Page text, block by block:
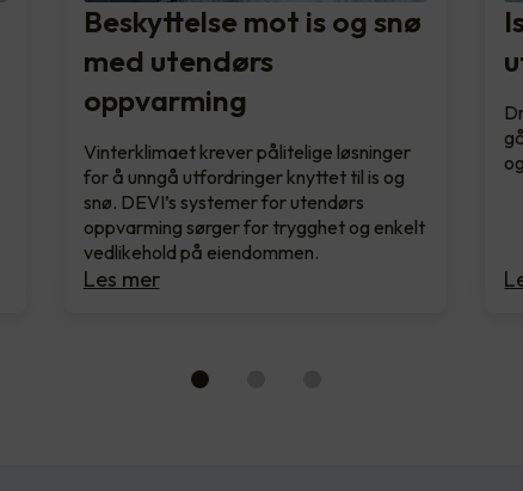
Beskyttelse mot is og snø
med utendørs
oppvarming
Vinterklimaet krever pålitelige løsninger
for å unngå utfordringer knyttet til is og
snø. DEVI’s systemer for utendørs
oppvarming sørger for trygghet og enkelt
vedlikehold på eiendommen.
Les mer